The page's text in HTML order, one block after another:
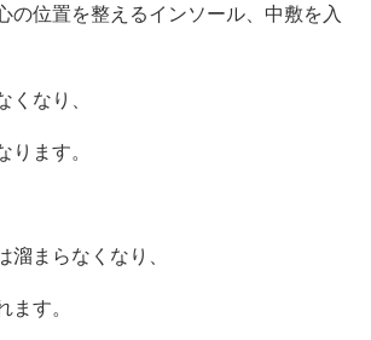
の位置を整えるインソール、中敷を入
くなり、
ります。
溜まらなくなり、
ます。